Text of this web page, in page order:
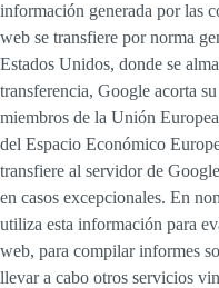
información generada por las
web se transfiere por norma
Estados Unidos, donde se
transferencia, Google acorta
miembros de la Unión
del Espacio Económico
transfiere al servidor de
en casos excepcionales. En
utiliza esta información para
web, para compilar informes
llevar a cabo otros servicios